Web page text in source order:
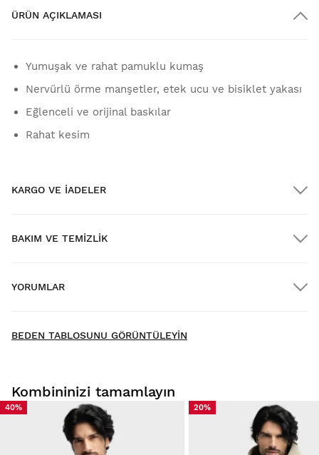
ÜRÜN AÇIKLAMASI
Yumuşak ve rahat pamuklu kumaş
Nervürlü örme manşetler, etek ucu ve bisiklet yakası
Eğlenceli ve orijinal baskılar
Rahat kesim
KARGO VE IADELER
Eve teslimat ÜCRETSIZ
Ürünlerimizi evinizde rahatça deneyin. Teslimat tarihinden
itibaren 30 gün içinde iade yapabilirsiniz.
BAKIM VE TEMIZLIK
YORUMLAR
BEDEN TABLOSUNU GÖRÜNTÜLEYIN
Kombininizi tamamlayın
40% 20%